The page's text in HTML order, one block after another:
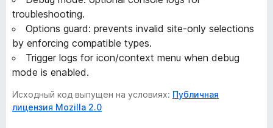
–
9
в
е
troubleshooting.
Options guard: prevents invalid site-only selections
by enforcing compatible types.
Trigger logs for icon/context menu when debug
mode is enabled.
Исходный код выпущен на условиях: Публичная
лицензия Mozilla 2.0